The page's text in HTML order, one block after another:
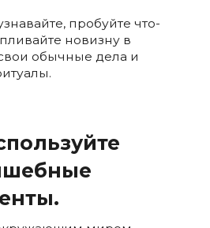
пробуйте что-
новизну в
обычные дела и